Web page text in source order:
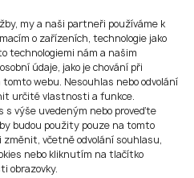
my a naši partneři používáme k
o zařízeních, technologie jako
technologiemi nám a našim
údaje, jako je chování při
webu. Nesouhlas nebo odvolání
určité vlastnosti a funkce.
výše uvedeným nebo proveďte
budou použity pouze na tomto
včetně odvolání souhlasu,
nebo kliknutím na tlačítko
obrazovky.
o přijetí)
bez prozatímních postupů a
(ukázat
je popsat)
dat + inventář klíčových